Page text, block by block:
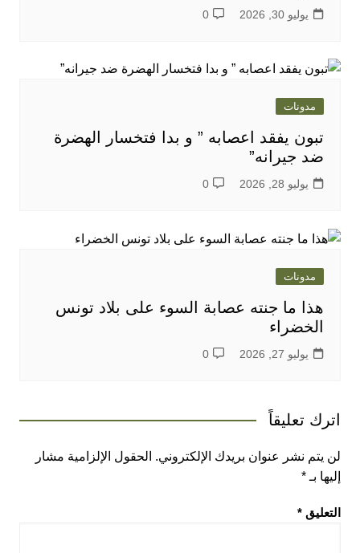
يوليو 30, 2026 0
مدونات
تبون يفقد اعصابه ” و بدا فتخسار الهضرة
ضد جيرانه”
يوليو 28, 2026 0
مدونات
هذا ما جنته عصابة السوء على بلاد تونس
الخضراء
يوليو 27, 2026 0
اترك تعليقاً
لن يتم نشر عنوان بريدك الإلكتروني. الحقول الإلزامية مشار
إليها بـ *
التعليق *